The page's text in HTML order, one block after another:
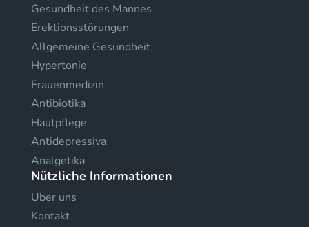
Gesundheit des Mannes
Erektionsstörungen
Allgemeine Gesundheit
Hypertonie
Frauenmedizin
Antibiotika
Hautpflege
Antidepressiva
Analgetika
Nützliche Informationen
Uber uns
Kontakt